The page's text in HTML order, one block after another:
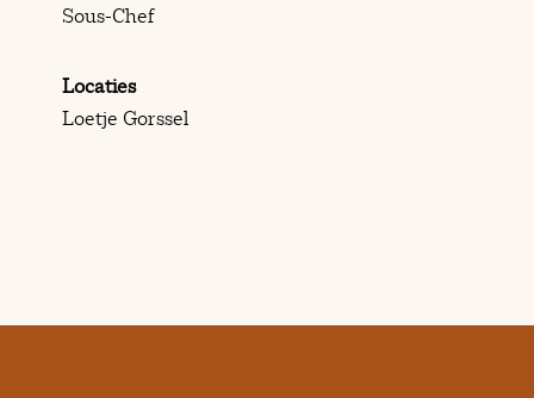
Sous-Chef
Locaties
Loetje Gorssel